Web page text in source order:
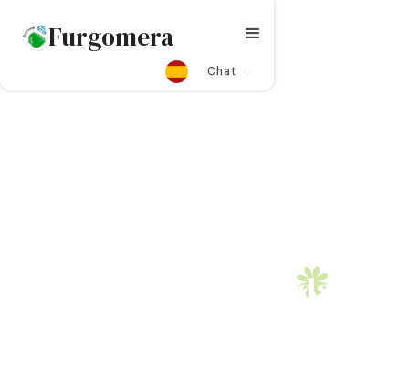
Furgomera
Chat
Política de Privacidad